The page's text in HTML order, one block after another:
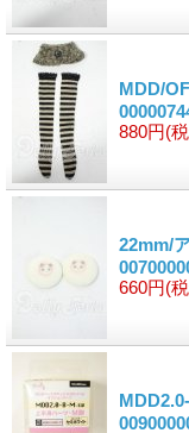
MDD/
880円(
22mm/
660円(